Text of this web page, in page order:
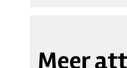
Meer